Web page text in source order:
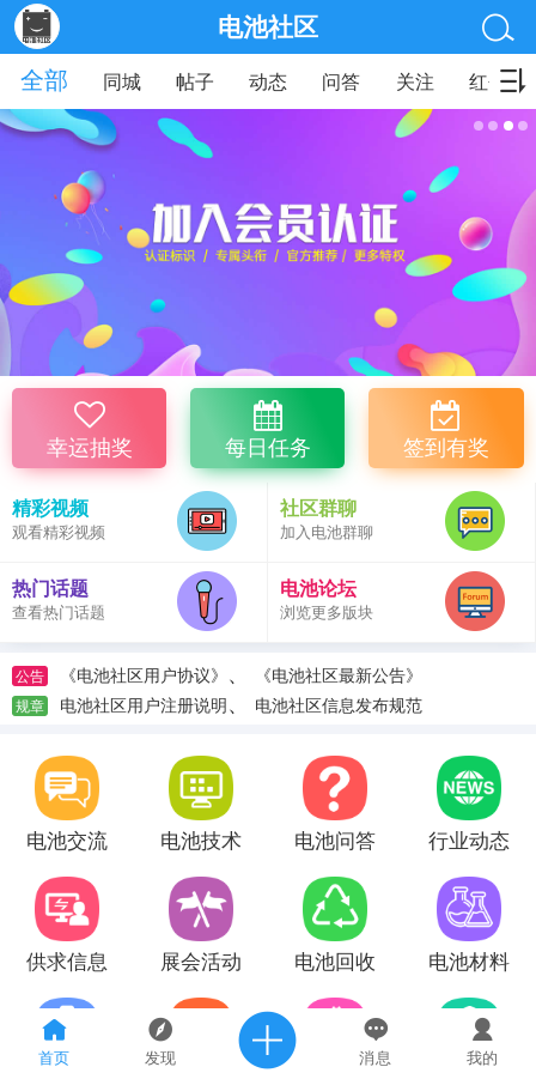
首页 发现 消息 我的
电池社区
全部
同城 帖子 动态 问答 关注 红包
幸运抽奖 每日任务 签到有奖
精彩视频
观看精彩视频
社区群聊
加入电池群聊
热门话题
查看热门话题
电池论坛
浏览更多版块
公告 《电池社区用户协议》 、 《电池社区最新公告》
规章 电池社区用户注册说明、 电池社区信息发布规范
电池交流 电池技术 电池问答 行业动态
供求信息 展会活动 电池回收 电池材料